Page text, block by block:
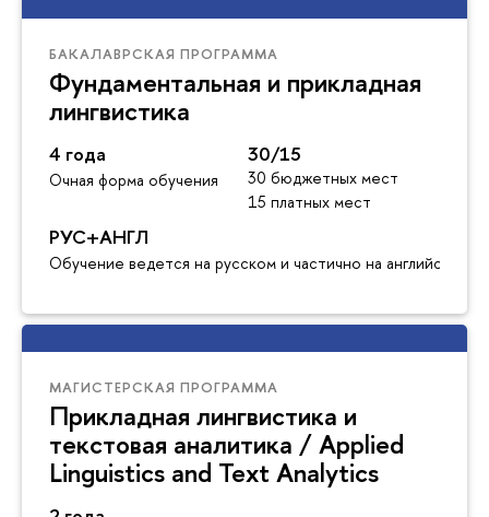
БАКАЛАВРСКАЯ ПРОГРАММА
Фундаментальная и прикладная
лингвистика
4 года
Очная форма обучения
30/15
30 бюджетных мест
15 платных мест
РУС+АНГЛ
Обучение ведется на русском и частично на английском
МАГИСТЕРСКАЯ ПРОГРАММА
Прикладная лингвистика и
текстовая аналитика / Applied
Linguistics and Text Analytics